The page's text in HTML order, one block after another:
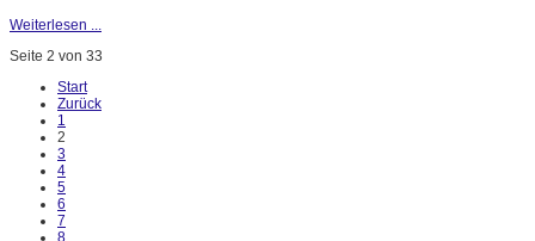
Weiterlesen ...
Seite 2 von 33
Start
Zurück
1
2
3
4
5
6
7